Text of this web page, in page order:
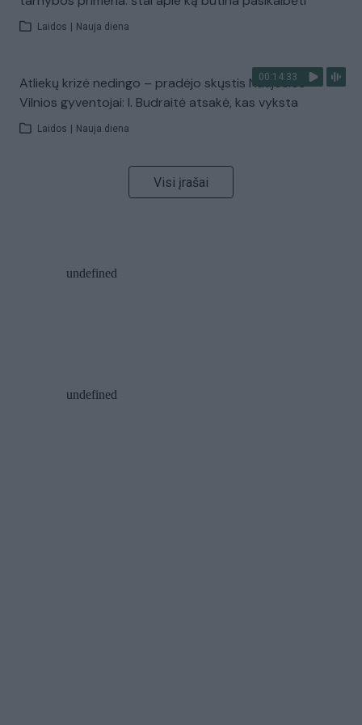
Laidos Nauja diena
00:14:33
Atliekų krizė nedingo – pradėjo skųstis Naujosios
Vilnios gyventojai: I. Budraitė atsakė, kas vyksta
Laidos Nauja diena
Visi įrašai